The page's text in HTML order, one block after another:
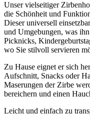
Unser vielseitiger
die Schönheit und
Dieser universell
und Umgebungen, was
Picknicks,
wo Sie stilvoll servieren
Zu Hause eignet er sich
Aufschnitt, Snacks oder
Maserungen der Zirbe
bereichern und einen
Leicht und einfach zu